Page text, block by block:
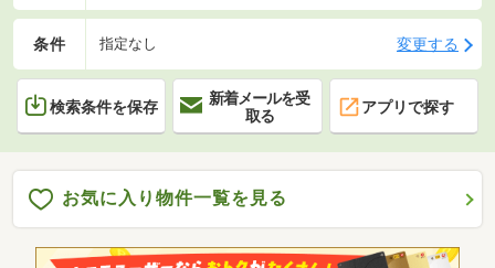
条件 指定なし 変更する
検索条件を保存
新着メールを受
取る
アプリで探す
お気に入り物件一覧を見る